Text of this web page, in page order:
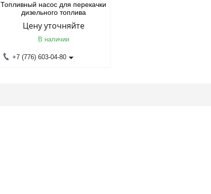
Топливный насос для перекачки
дизельного топлива
Цену уточняйте
В наличии
+7 (776) 603-04-80